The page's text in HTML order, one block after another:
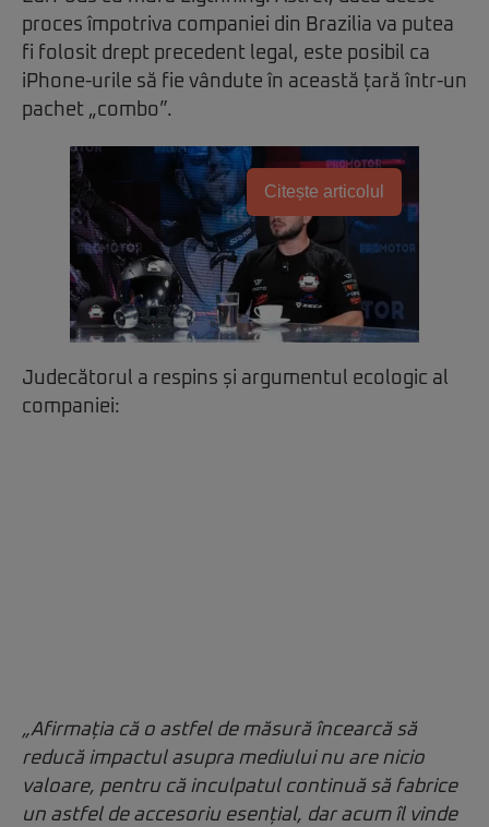
proces împotriva companiei din Brazilia va putea
fi folosit drept precedent legal, este posibil ca
iPhone-urile să fie vândute în această țară într-un
pachet „combo”.
Citește articolul
Judecătorul a respins și argumentul ecologic al
companiei:
„Afirmația că o astfel de măsură încearcă să
reducă impactul asupra mediului nu are nicio
valoare, pentru că inculpatul continuă să fabrice
un astfel de accesoriu esențial, dar acum îl vinde